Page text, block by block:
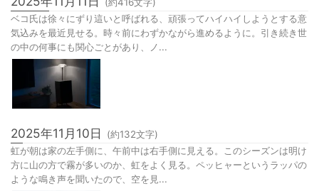
2025年11月11日 (約416文字)
ベコ氏は徐々にずり這いと呼ばれる、頑張ってハイハイしようとする意
気込みを最近見せる。時々前にわずかながら進めるように。引き続き世
の中の何事にも関心ごとがあり、ノ...
2025年11月10日 (約132文字)
虹が朝は家の左手側に、午前中は右手側に見える。このシーズンは明け